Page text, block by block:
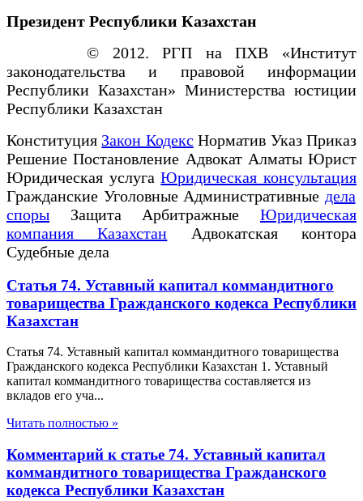
Президент Республики Казахстан
© 2012. РГП на ПХВ «Институт
законодательства и правовой информации
Республики Казахстан» Министерства юстиции
Республики Казахстан
Конституция Закон Кодекс Норматив Указ Приказ
Решение Постановление Адвокат Алматы Юрист
Юридическая услугаЮридическая консультация
Гражданские Уголовные Административные дела
споры Защита Арбитражные Юридическая
компания Казахстан Адвокатская контора
Судебные дела
Статья 74. Уставный капитал коммандитного
товарищества Гражданского кодекса Республики
Казахстан
Статья 74. Уставный капитал коммандитного товарищества
Гражданского кодекса Республики Казахстан 1. Уставный
капитал коммандитного товарищества составляется из
вкладов его уча...
Читать полностью »
Комментарий к статье 74. Уставный капитал
коммандитного товарищества Гражданского
кодекса Республики Казахстан